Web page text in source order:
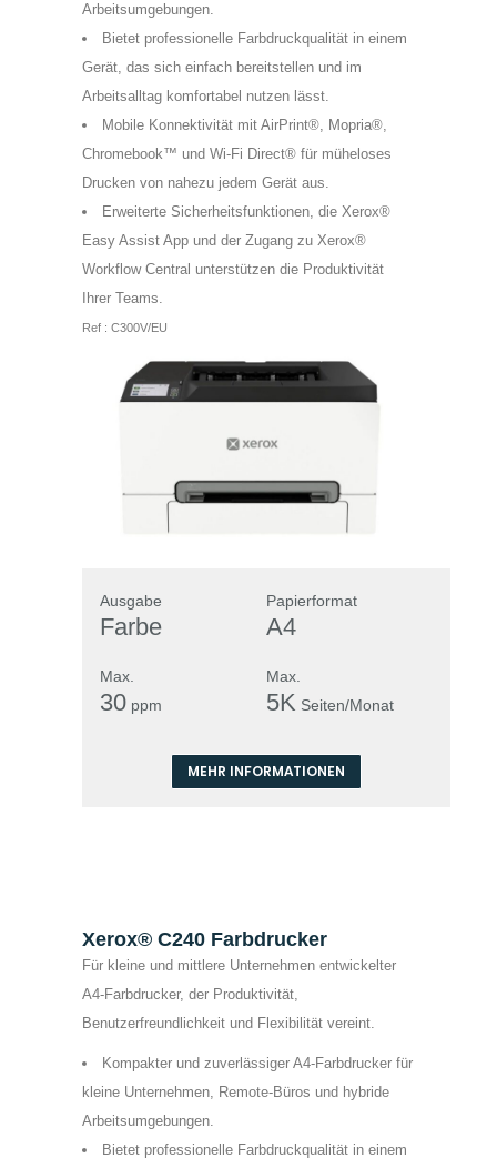
Arbeitsumgebungen.
Bietet professionelle Farbdruckqualität in einem
Gerät, das sich einfach bereitstellen und im
Arbeitsalltag komfortabel nutzen lässt.
Mobile Konnektivität mit AirPrint®, Mopria®,
Chromebook™ und Wi-Fi Direct® für müheloses
Drucken von nahezu jedem Gerät aus.
Erweiterte Sicherheitsfunktionen, die Xerox®
Easy Assist App und der Zugang zu Xerox®
Workflow Central unterstützen die Produktivität
Ihrer Teams.
Ref : C300V/EU
Ausgabe
Farbe
Papierformat
A4
Max.
30 ppm
Max.
5K Seiten/Monat
MEHR INFORMATIONEN
Xerox® C240 Farbdrucker
Für kleine und mittlere Unternehmen entwickelter
A4-Farbdrucker, der Produktivität,
Benutzerfreundlichkeit und Flexibilität vereint.
Kompakter und zuverlässiger A4-Farbdrucker für
kleine Unternehmen, Remote-Büros und hybride
Arbeitsumgebungen.
Bietet professionelle Farbdruckqualität in einem